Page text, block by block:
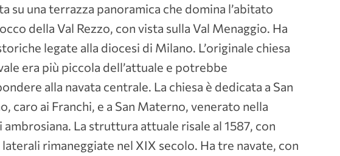
su una terrazza panoramica che domina l’abitato
della Val Rezzo, con vista sulla Val Menaggio. Ha
legate alla diocesi di Milano. L’originale chiesa
era più piccola dell’attuale e potrebbe
alla navata centrale. La chiesa è dedicata a San
caro ai Franchi, e a San Materno, venerato nella
ambrosiana. La struttura attuale risale al 1587, con
laterali rimaneggiate nel XIX secolo. Ha tre navate, con